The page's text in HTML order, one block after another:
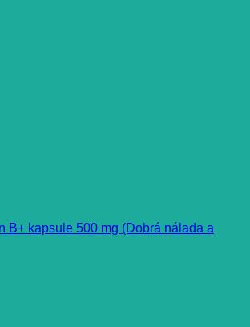
B+ kapsule 500 mg (Dobrá nálada a